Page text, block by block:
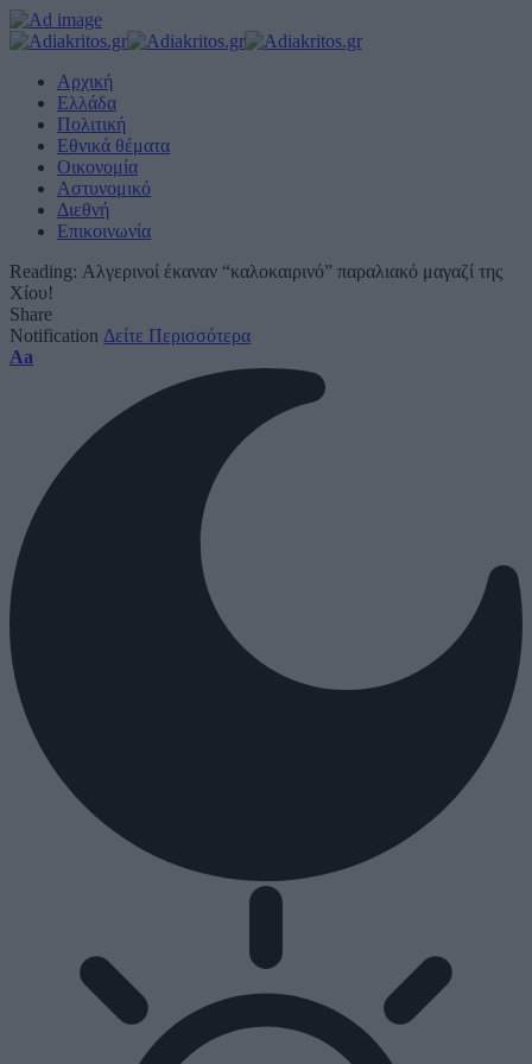
Αρχική
Ελλάδα
Πολιτική
Εθνικά θέματα
Οικονομία
Αστυνομικό
Διεθνή
Επικοινωνία
Reading: Αλγερινοί έκαναν “καλοκαιρινό” παραλιακό μαγαζί της
Χίου!
Share
Notification Δείτε Περισσότερα
Font
Aa